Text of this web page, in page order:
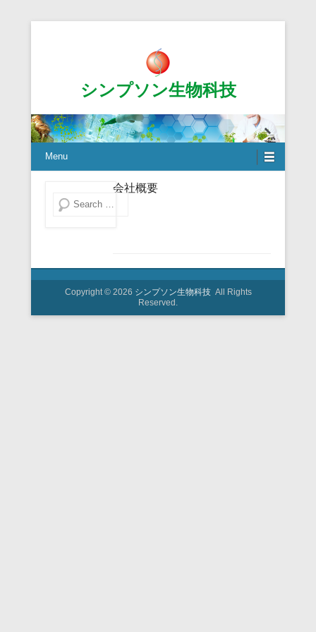
シンプソン生物科技
Menu
会社概要
Search
Copyright © 2026 シンプソン生物科技All Rights
Reserved.